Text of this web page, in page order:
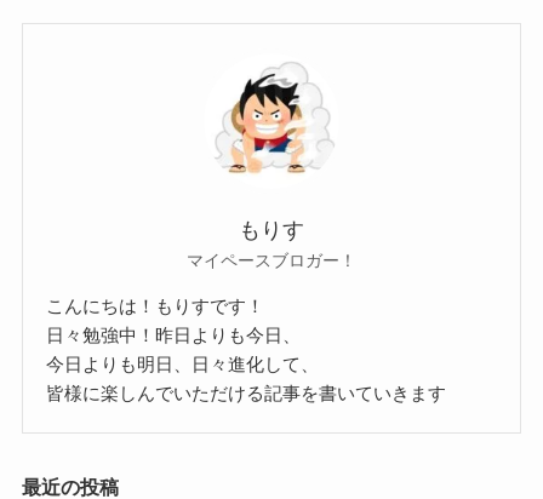
という検索ワードが出てきます。
なぜ脳梗塞なのか・・・
ネットで松本白鸚さんのことを検索した時に
松本白鸚さんが
脳梗塞を患ったのではないか？
もりす
マイペースブロガー！
こんにちは！もりすです！
日々勉強中！昨日よりも今日、
今日よりも明日、日々進化して、
皆様に楽しんでいただける記事を書いていきます
最近の投稿